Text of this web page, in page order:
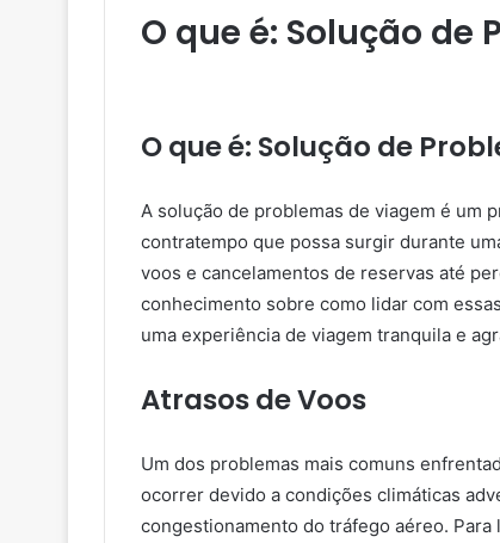
O que é: Solução de
O que é: Solução de
A solução de problemas de viagem é um
contratempo que possa surgir durante
voos e cancelamentos de reservas até
conhecimento sobre como lidar com
uma experiência de viagem tranquila e
Atrasos de Voos
Um dos problemas mais comuns
ocorrer devido a condições climáticas
congestionamento do tráfego aéreo.